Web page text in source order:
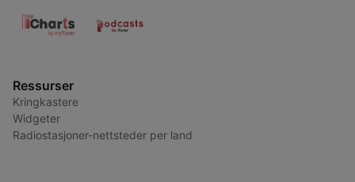
Ressurser
Kringkastere
Widgeter
Radiostasjoner-nettsteder per land